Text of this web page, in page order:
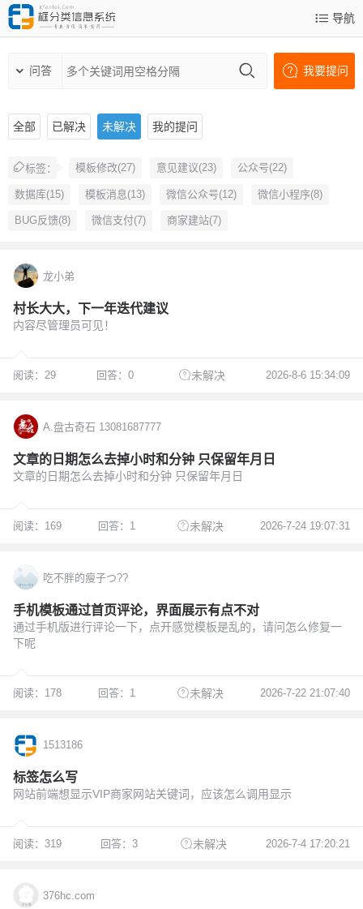
导航
问答 我要提问
全部 已解决 未解决 我的提问
标签： 模板修改(27) 意见建议(23) 公众号(22)
数据库(15) 模板消息(13) 微信公众号(12) 微信小程序(8)
BUG反馈(8) 微信支付(7) 商家建站(7)
龙小弟
村长大大，下一年迭代建议
内容尽管理员可见！
阅读：29 回答：0 未解决 2026-8-6 15:34:09
A.盘古奇石 13081687777
文章的日期怎么去掉小时和分钟 只保留年月日
文章的日期怎么去掉小时和分钟 只保留年月日
阅读：169 回答：1 未解决 2026-7-24 19:07:31
吃不胖的瘦子つ??
手机模板通过首页评论，界面展示有点不对
通过手机版进行评论一下，点开感觉模板是乱的，请问怎么修复一
下呢
阅读：178 回答：1 未解决 2026-7-22 21:07:40
1513186
标签怎么写
网站前端想显示VIP商家网站关键词，应该怎么调用显示
阅读：319 回答：3 未解决 2026-7-4 17:20:21
376hc.com